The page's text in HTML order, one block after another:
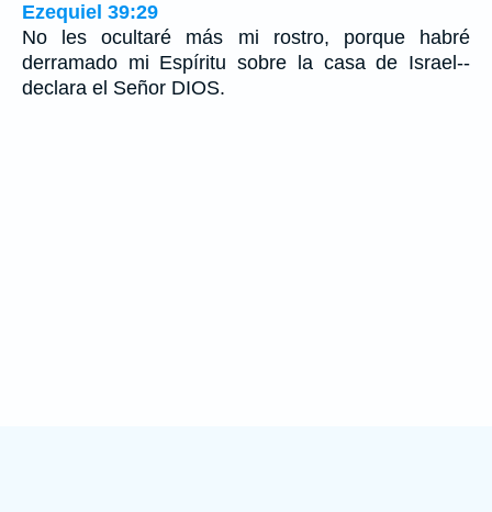
Ezequiel 39:29
No les ocultaré más mi rostro, porque habré
derramado mi Espíritu sobre la casa de Israel--
declara el Señor DIOS.